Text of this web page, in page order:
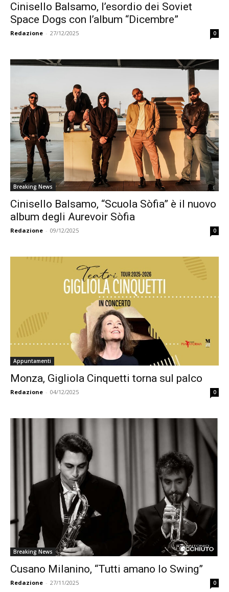
Cinisello Balsamo, l’esordio dei Soviet
Space Dogs con l’album “Dicembre”
Redazione - 27/12/2025 0
Breaking News
Cinisello Balsamo, “Scuola Sòfia” è il nuovo
album degli Aurevoir Sòfia
Redazione - 09/12/2025 0
Appuntamenti
Monza, Gigliola Cinquetti torna sul palco
Redazione - 04/12/2025 0
Breaking News
Cusano Milanino, “Tutti amano lo Swing”
Redazione - 27/11/2025 0